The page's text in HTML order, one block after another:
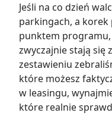
Jeśli na co dzień
parkingach, a korek
punktem programu,
zwyczajnie stają się
zestawieniu
które możesz
w leasingu,
które realnie